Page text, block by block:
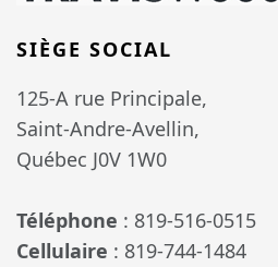
SIÈGE SOCIAL
125-A rue Principale,
Saint-Andre-Avellin,
Québec J0V 1W0
Téléphone : 819-516-0515
Cellulaire : 819-744-1484